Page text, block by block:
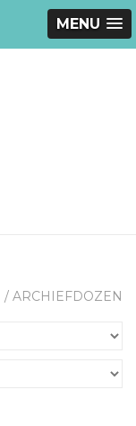
MENU
/ ARCHIEFDOZEN